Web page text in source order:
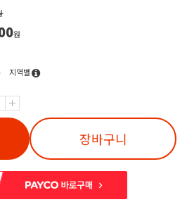
원
지역별
장바구니